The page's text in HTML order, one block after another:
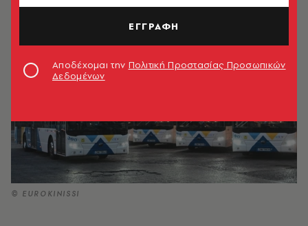
© EUROKINISSI
ΕΓΓΡΑΦΗ
Αποδέχομαι την Πολιτική Προστασίας Προσωπικών
Δεδομένων